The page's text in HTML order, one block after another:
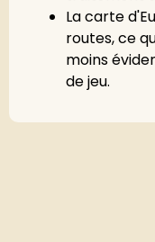
La carte
routes, ce
moins
de jeu.